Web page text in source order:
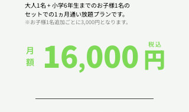
大人1名 + 小学6年生までのお子様1名の
セットでの1ヵ月通い放題プランです。
​※お子様1名追加ごとに3,000円となります。
16,000 円
月 額
税 込